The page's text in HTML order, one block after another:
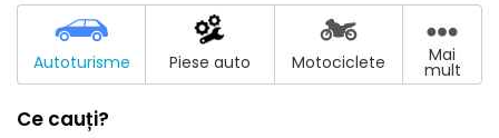
Autoturisme Piese auto Motociclete Mai
mult
Ce cauți?